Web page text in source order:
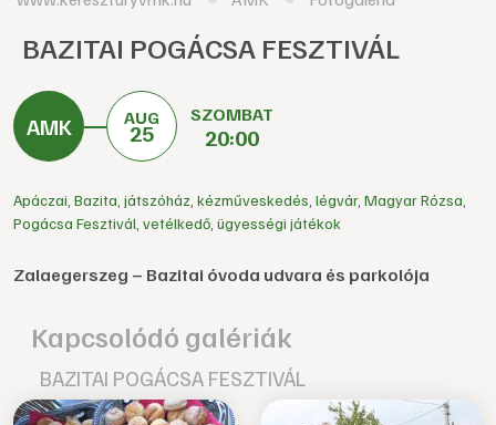
BAZITAI POGÁCSA FESZTIVÁL
AUG
25
SZOMBAT
20:00
Apáczai Bazita játszóház kézműveskedés légvár, Magyar Rózsa
Pogácsa Fesztivál vetélkedő ügyességi játékok
Zalaegerszeg – Bazitai óvoda udvara és parkolója
Kapcsolódó galériák
BAZITAI POGÁCSA FESZTIVÁL